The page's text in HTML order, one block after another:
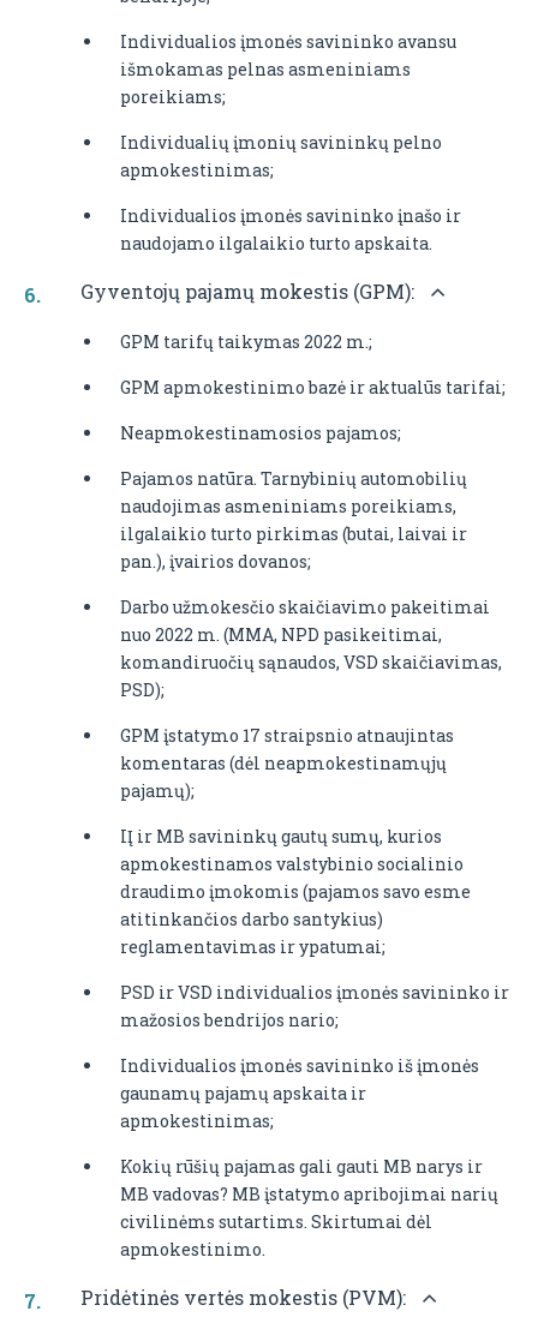
Individualios įmonės savininko avansu
išmokamas pelnas asmeniniams
poreikiams;
Individualių įmonių savininkų pelno
apmokestinimas;
Individualios įmonės savininko įnašo ir
naudojamo ilgalaikio turto apskaita.
Gyventojų pajamų mokestis (GPM):
GPM tarifų taikymas 2022 m.;
GPM apmokestinimo bazė ir aktualūs tarifai;
Neapmokestinamosios pajamos;
Pajamos natūra. Tarnybinių automobilių
naudojimas asmeniniams poreikiams,
ilgalaikio turto pirkimas (butai, laivai ir
pan.), įvairios dovanos;
Darbo užmokesčio skaičiavimo pakeitimai
nuo 2022 m. (MMA, NPD pasikeitimai,
komandiruočių sąnaudos, VSD skaičiavimas,
PSD);
GPM įstatymo 17 straipsnio atnaujintas
komentaras (dėl neapmokestinamųjų
pajamų);
IĮ ir MB savininkų gautų sumų, kurios
apmokestinamos valstybinio socialinio
draudimo įmokomis (pajamos savo esme
atitinkančios darbo santykius)
reglamentavimas ir ypatumai;
PSD ir VSD individualios įmonės savininko ir
mažosios bendrijos nario;
Individualios įmonės savininko iš įmonės
gaunamų pajamų apskaita ir
apmokestinimas;
Kokių rūšių pajamas gali gauti MB narys ir
MB vadovas? MB įstatymo apribojimai narių
civilinėms sutartims. Skirtumai dėl
apmokestinimo.
Pridėtinės vertės mokestis (PVM):